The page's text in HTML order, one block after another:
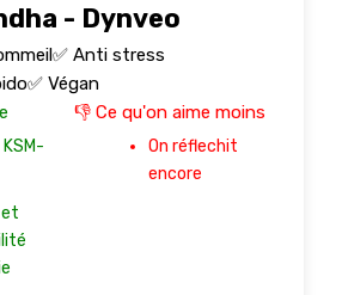
- Dynveo
✅ Anti stress
✅ Végan
et
👎 Ce qu'on aime moins
On réflechit
encore